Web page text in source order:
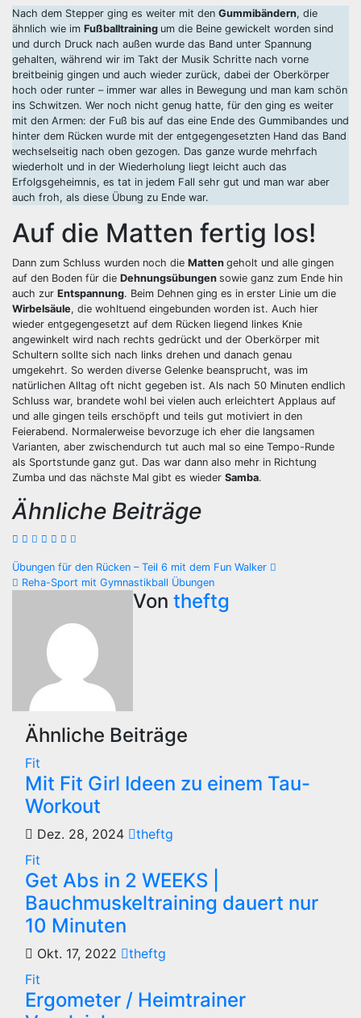
Nach dem Stepper ging es weiter mit den Gummibändern, die
ähnlich wie im Fußballtraining um die Beine gewickelt worden sind
und durch Druck nach außen wurde das Band unter Spannung
gehalten, während wir im Takt der Musik Schritte nach vorne
breitbeinig gingen und auch wieder zurück, dabei der Oberkörper
hoch oder runter – immer war alles in Bewegung und man kam schön
ins Schwitzen. Wer noch nicht genug hatte, für den ging es weiter
mit den Armen: der Fuß bis auf das eine Ende des Gummibandes und
hinter dem Rücken wurde mit der entgegengesetzten Hand das Band
wechselseitig nach oben gezogen. Das ganze wurde mehrfach
wiederholt und in der Wiederholung liegt leicht auch das
Erfolgsgeheimnis, es tat in jedem Fall sehr gut und man war aber
auch froh, als diese Übung zu Ende war.
Auf die Matten fertig los!
Dann zum Schluss wurden noch die Matten geholt und alle gingen
auf den Boden für die Dehnungsübungen sowie ganz zum Ende hin
auch zur Entspannung. Beim Dehnen ging es in erster Linie um die
Wirbelsäule, die wohltuend eingebunden worden ist. Auch hier
wieder entgegengesetzt auf dem Rücken liegend linkes Knie
angewinkelt wird nach rechts gedrückt und der Oberkörper mit
Schultern sollte sich nach links drehen und danach genau
umgekehrt. So werden diverse Gelenke beansprucht, was im
natürlichen Alltag oft nicht gegeben ist. Als nach 50 Minuten endlich
Schluss war, brandete wohl bei vielen auch erleichtert Applaus auf
und alle gingen teils erschöpft und teils gut motiviert in den
Feierabend. Normalerweise bevorzuge ich eher die langsamen
Varianten, aber zwischendurch tut auch mal so eine Tempo-Runde
als Sportstunde ganz gut. Das war dann also mehr in Richtung
Zumba und das nächste Mal gibt es wieder Samba.
Ähnliche Beiträge
Beitragsnavigation
Übungen für den Rücken – Teil 6 mit dem Fun Walker
Reha-Sport mit Gymnastikball Übungen
Von theftg
Ähnliche Beiträge
Fit
Mit Fit Girl Ideen zu einem Tau-
Workout
Dez. 28, 2024
theftg
Fit
Get Abs in 2 WEEKS |
Bauchmuskeltraining dauert nur
10 Minuten
Okt. 17, 2022
theftg
Fit
Ergometer / Heimtrainer